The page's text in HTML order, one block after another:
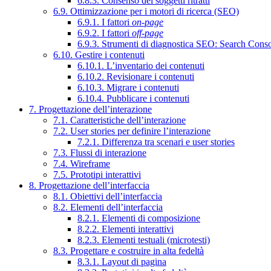
6.9. Ottimizzazione per i motori di ricerca (SEO)
6.9.1. I fattori on-page
6.9.2. I fattori off-page
6.9.3. Strumenti di diagnostica SEO: Search
6.10. Gestire i contenuti
6.10.1. L’inventario dei contenuti
6.10.2. Revisionare i contenuti
6.10.3. Migrare i contenuti
6.10.4. Pubblicare i contenuti
7. Progettazione dell’interazione
7.1. Caratteristiche dell’interazione
7.2. User stories per definire l’interazione
7.2.1. Differenza tra scenari e user stories
7.3. Flussi di interazione
7.4. Wireframe
7.5. Prototipi interattivi
8. Progettazione dell’interfaccia
8.1. Obiettivi dell’interfaccia
8.2. Elementi dell’interfaccia
8.2.1. Elementi di composizione
8.2.2. Elementi interattivi
8.2.3. Elementi testuali (microtesti)
8.3. Progettare e costruire in alta fedeltà
8.3.1. Layout di pagina